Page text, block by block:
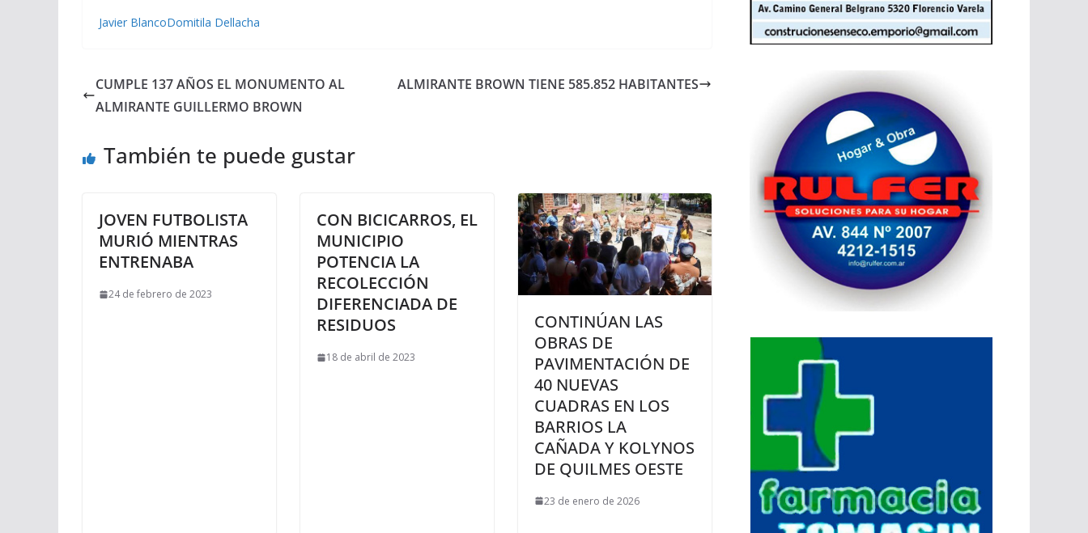
Javier BlancoDomitila Dellacha
CUMPLE 137 AÑOS EL MONUMENTO AL
ALMIRANTE GUILLERMO BROWN
ALMIRANTE BROWN TIENE 585.852 HABITANTES
También te puede gustar
JOVEN FUTBOLISTA
MURIÓ MIENTRAS
ENTRENABA
24 de febrero de 2023
CON BICICARROS, EL
MUNICIPIO
POTENCIA LA
RECOLECCIÓN
DIFERENCIADA DE
RESIDUOS
18 de abril de 2023
CONTINÚAN LAS
OBRAS DE
PAVIMENTACIÓN DE
40 NUEVAS
CUADRAS EN LOS
BARRIOS LA
CAÑADA Y KOLYNOS
DE QUILMES OESTE
23 de enero de 2026